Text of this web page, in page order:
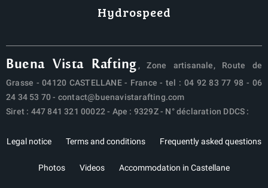
Hydrospeed
Buena Vista Rafting , Zone artisanale, Route de
Grasse - 04120 CASTELLANE - France - tel : 04 92 83 77 98 - 06
24 34 53 70- contact@buenavistarafting.com
Siret : 447 841 321 00022 - Ape : 9329Z - N° déclaration DDCS :
Legal notice Terms and conditions Frequently asked questions
Photos Videos Accommodation in Castellane